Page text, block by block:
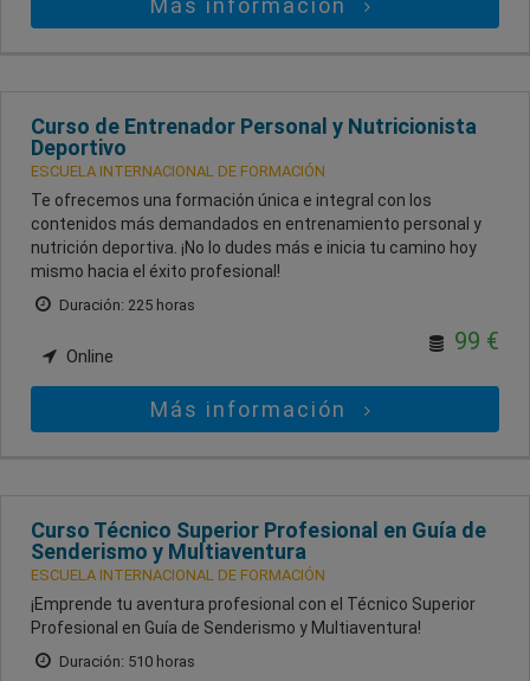
Curso de Entrenador Personal y Nutricionista
Deportivo
ESCUELA INTERNACIONAL DE FORMACIÓN
Te ofrecemos una formación única e integral con los
contenidos más demandados en entrenamiento personal y
nutrición deportiva. ¡No lo dudes más e inicia tu camino hoy
mismo hacia el éxito profesional!
Duración: 225 horas
Online
99 €
Más información
Curso Técnico Superior Profesional en Guía de
Senderismo y Multiaventura
ESCUELA INTERNACIONAL DE FORMACIÓN
¡Emprende tu aventura profesional con el Técnico Superior
Profesional en Guía de Senderismo y Multiaventura!
Duración: 510 horas